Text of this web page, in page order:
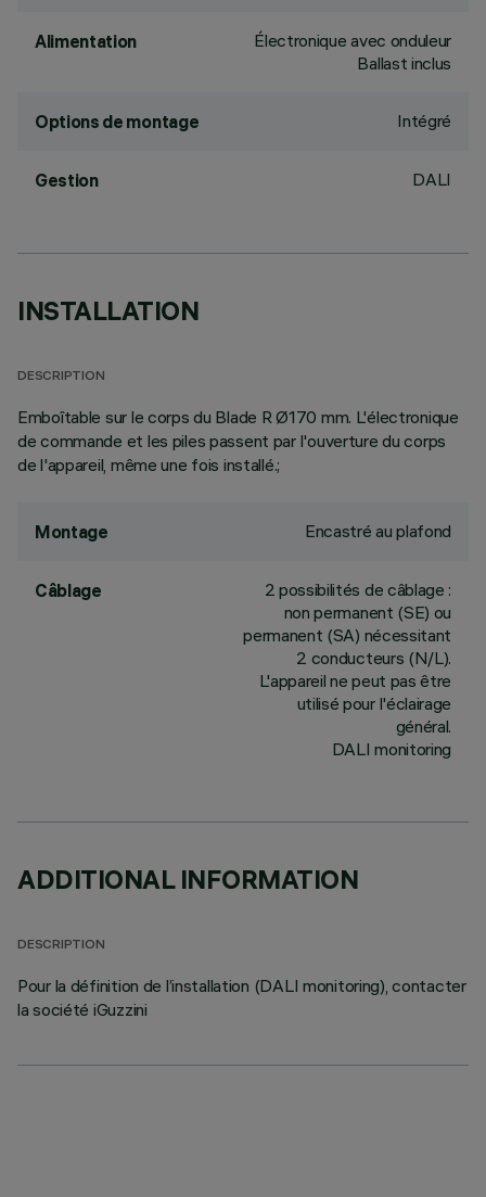
Alimentation
Électronique avec onduleur
Ballast inclus
Options de montage Intégré
Gestion DALI
INSTALLATION
DESCRIPTION
Emboîtable sur le corps du Blade R Ø170 mm. L'électronique
de commande et les piles passent par l'ouverture du corps
de l'appareil, même une fois installé.;
Montage Encastré au plafond
Câblage
2 possibilités de câblage :
non permanent (SE) ou
permanent (SA) nécessitant
2 conducteurs (N/L).
L'appareil ne peut pas être
utilisé pour l'éclairage
général.
DALI monitoring
ADDITIONAL INFORMATION
DESCRIPTION
Pour la définition de l’installation (DALI monitoring), contacter
la société iGuzzini